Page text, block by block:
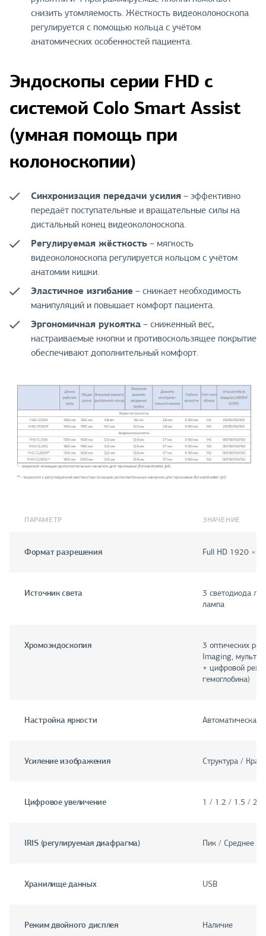
снизить утомляемость. Жёсткость видеоколоноскопа
регулируется с помощью кольца с учётом
анатомических особенностей пациента.
Эндоскопы серии FHD с
системой Colo Smart Assist
(умная помощь при
колоноскопии)
Синхронизация передачи усилия – эффективно
передаёт поступательные и вращательные силы на
дистальный конец видеоколоноскопа.
Регулируемая жёсткость – мягкость
видеоколоноскопа регулируется кольцом с учётом
анатомии кишки.
Эластичное изгибание – снижает необходимость
манипуляций и повышает комфорт пациента.
Эргономичная рукоятка – сниженный вес,
настраиваемые кнопки и противоскользящее покрытие
обеспечивают дополнительный комфорт.
ПАРАМЕТР ЗНАЧЕНИЕ
Формат разрешения Full HD 1920 ×
Источник света
3 светодиода
лампа
Хромоэндоскопия
3 оптических
Imaging,
+ цифровой
гемоглобина)
Настройка яркости Автоматическая
Усиление изображения Структура /
Цифровое увеличение 1 / 1.2 / 1.5 / 2 ×
IRIS (регулируемая диафрагма) Пик / Среднее /
Хранилище данных USB
Режим двойного дисплея Наличие